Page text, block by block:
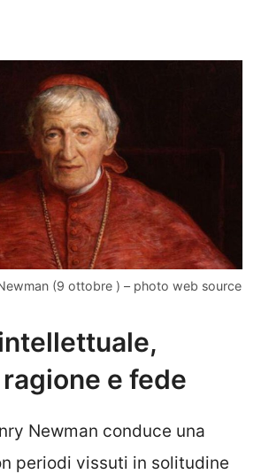
(9 ottobre ) – photo web source
e fede
Newman conduce una
periodi vissuti in solitudine